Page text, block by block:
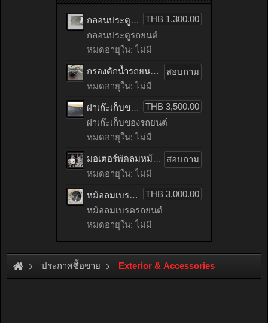
THB 1,300.00
กลอนประตูรถยนต์ HONDA accord เก่าญี่ปุ่น
กลอนประตูรถยนต์
หมดอายุใน: ไม่มี
สอบถาม
กรองดักน้ำรถยนต์ toyota TIGER เก่าญี่ปุ่น
หมดอายุใน: ไม่มี
THB 3,500.00
ฝาเก๊ะเก็บของรถยนต์ benz C200 CGI เก่าญี่ปุ่น
ฝาเก๊ะเก็บของรถยนต์
หมดอายุใน: ไม่มี
สอบถาม
มอเตอร์พัดลมหม้อน้ำรถยนต์ HONDA ACCORD เก่าญี่ปุ่น
หมดอายุใน: ไม่มี
THB 3,000.00
หม้อลมเบรครถยนต์ mitsubishi LANCER EX เก่าญี่ปุ่น
หม้อลมเบรครถยนต์
หมดอายุใน: ไม่มี
ประกาศซื้อขาย Exterior & Accessories